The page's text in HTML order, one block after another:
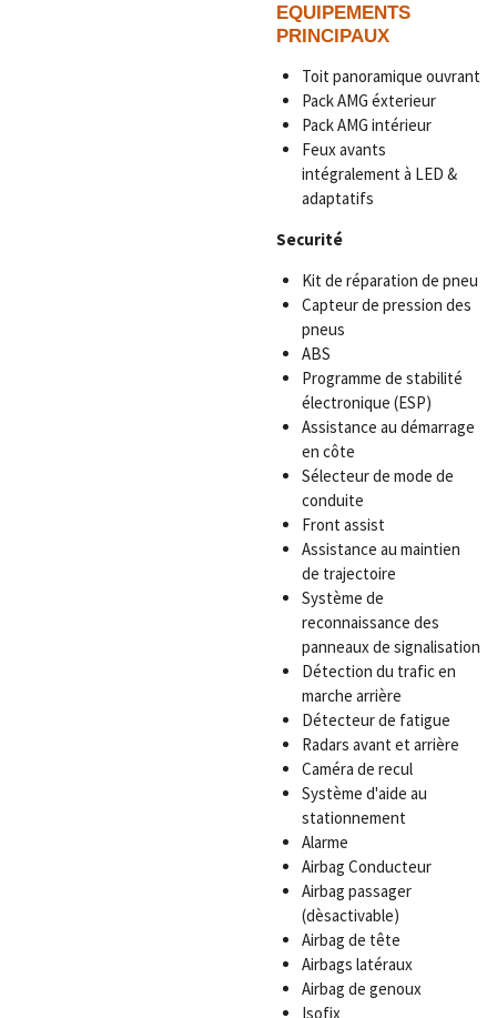
EQUIPEMENTS
PRINCIPAUX
Toit panoramique ouvrant
Pack AMG éxterieur
Pack AMG intérieur
Feux avants
intégralement à LED &
adaptatifs
Securité
Kit de réparation de pneu
Capteur de pression des
pneus
ABS
Programme de stabilité
électronique (ESP)
Assistance au démarrage
en côte
Sélecteur de mode de
conduite
Front assist
Assistance au maintien
de trajectoire
Système de
reconnaissance des
panneaux de signalisation
Détection du trafic en
marche arrière
Détecteur de fatigue
Radars avant et arrière
Caméra de recul
Système d'aide au
stationnement
Alarme
Airbag Conducteur
Airbag passager
(dèsactivable)
Airbag de tête
Airbags latéraux
Airbag de genoux
Isofix